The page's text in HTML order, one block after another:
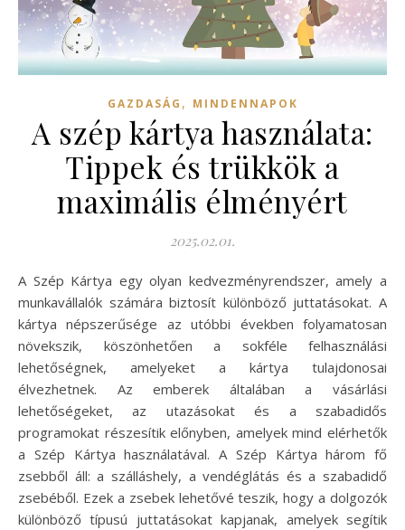
GAZDASÁG , MINDENNAPOK
A szép kártya használata:
Tippek és trükkök a
maximális élményért
2025.02.01.
A Szép Kártya egy olyan kedvezményrendszer, amely a
munkavállalók számára biztosít különböző juttatásokat. A
kártya népszerűsége az utóbbi években folyamatosan
növekszik, köszönhetően a sokféle felhasználási
lehetőségnek, amelyeket a kártya tulajdonosai
élvezhetnek. Az emberek általában a vásárlási
lehetőségeket, az utazásokat és a szabadidős
programokat részesítik előnyben, amelyek mind elérhetők
a Szép Kártya használatával. A Szép Kártya három fő
zsebből áll: a szálláshely, a vendéglátás és a szabadidő
zsebéből. Ezek a zsebek lehetővé teszik, hogy a dolgozók
különböző típusú juttatásokat kapjanak, amelyek segítik